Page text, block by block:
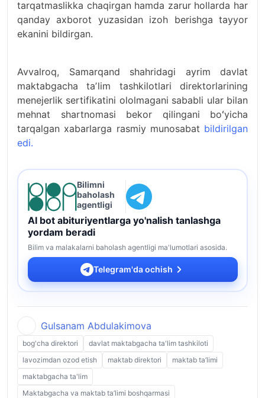
tarqatmaslikka chaqirgan hamda zarur hollarda har
qanday axborot yuzasidan izoh berishga tayyor
ekanini bildirgan.
Avvalroq, Samarqand shahridagi ayrim davlat
maktabgacha taʼlim tashkilotlari direktorlarining
menejerlik sertifikatini ololmagani sababli ular bilan
mehnat shartnomasi bekor qilingani boʻyicha
tarqalgan xabarlarga rasmiy munosabat bildirilgan
edi.
Bilimni
baholash
agentligi
AI bot abituriyentlarga yo'nalish tanlashga
yordam beradi
Bilim va malakalarni baholash agentligi ma'lumotlari asosida.
Telegram'da ochish
Gulsanam Abdulakimova
bog'cha direktori
davlat maktabgacha ta'lim tashkiloti
lavozimdan ozod etish
maktab direktori
maktab ta’limi
maktabgacha ta'lim
Maktabgacha va maktab ta’limi boshqarmasi